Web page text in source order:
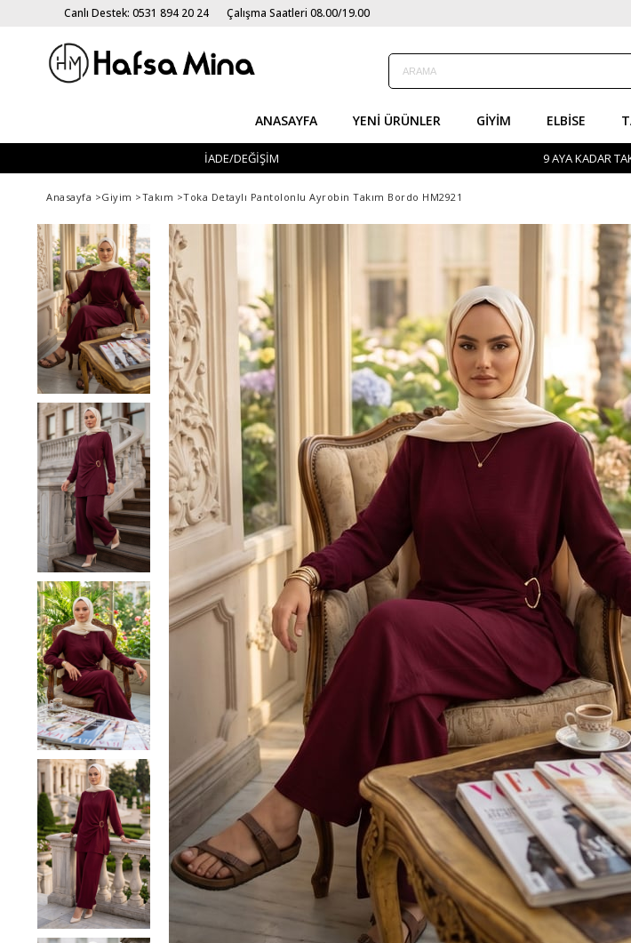
Canlı Destek: 0531 894 20 24 Çalışma Saatleri 08.00/19.00
ANASAYFA YENI ÜRÜNLER GIYIM ELBISE
İADE/DEĞİŞİM 9 AYA KADAR
Anasayfa >Giyim >Takım >Toka Detaylı Pantolonlu Ayrobin Takım Bordo HM2921